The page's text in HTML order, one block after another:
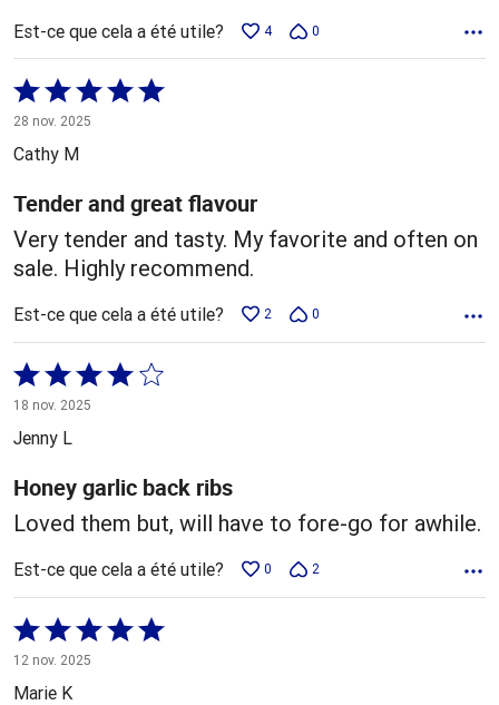
Est-ce que cela a été utile? 4 0
Coté
5 sur
5
28 nov. 2025
Cathy M
Tender and great flavour
Very tender and tasty. My favorite and often on
sale. Highly recommend.
Est-ce que cela a été utile? 2 0
Coté
4 sur
5
18 nov. 2025
Jenny L
Honey garlic back ribs
Loved them but, will have to fore-go for awhile.
Est-ce que cela a été utile? 0 2
Coté
5 sur
5
12 nov. 2025
Marie K